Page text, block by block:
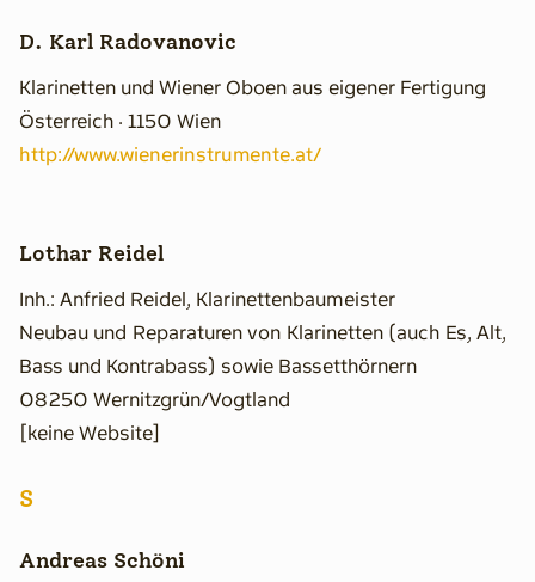
D. Karl Radovanovic
Klarinetten und Wiener Oboen aus eigener Fertigung
Österreich · 1150 Wien
http://www.wienerinstrumente.at/
Lothar Reidel
Inh.: Anfried Reidel, Klarinettenbaumeister
Neubau und Reparaturen von Klarinetten (auch Es, Alt,
Bass und Kontrabass) sowie Bassetthörnern
08250 Wernitzgrün/Vogtland
[keine Website]
S
Andreas Schöni